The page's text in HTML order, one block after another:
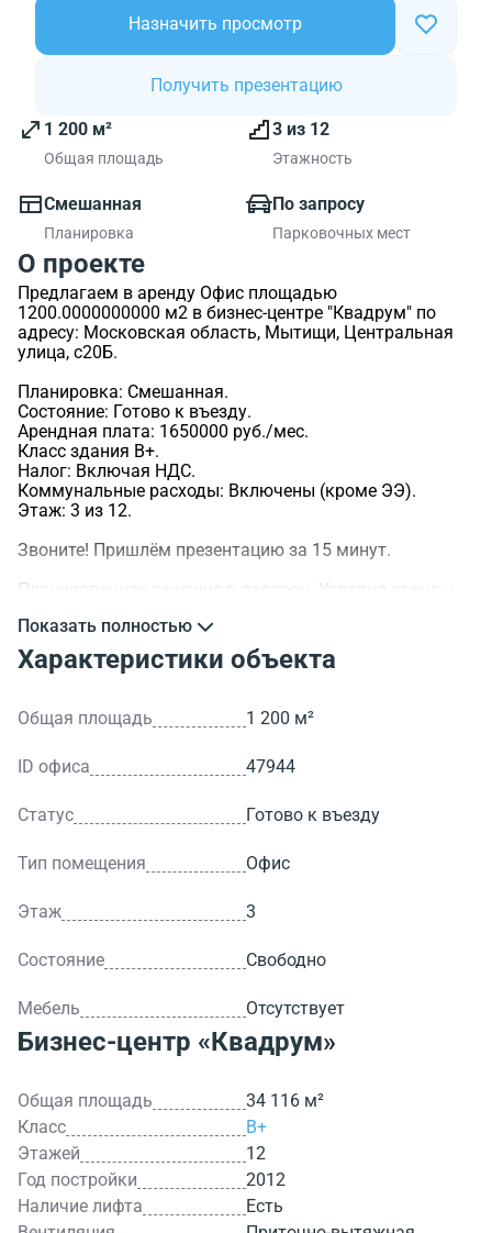
Назначить просмотр
Получить презентацию
1 200 м²
Общая площадь
3 из 12
Этажность
Смешанная
Планировка
По запросу
Парковочных мест
О проекте
Предлагаем в аренду Офис площадью
1200.0000000000 м2 в бизнес-центре "Квадрум" по
адресу: Московская область, Мытищи, Центральная
улица, с20Б.
Планировка: Смешанная.
Состояние: Готово к въезду.
Арендная плата: 1650000 руб./мес.
Класс здания B+.
Налог: Включая НДС.
Коммунальные расходы: Включены (кроме ЭЭ).
Этаж: 3 из 12.
Звоните! Пришлём презентацию за 15 минут.
Планировочное решение в подарок. Условия аренды
>ID объекта - 47944.
Показать полностью
Характеристики объекта
Общая площадь 1 200 м²
ID офиса 47944
Статус Готово к въезду
Тип помещения Офис
Этаж 3
Состояние Свободно
Мебель Отсутствует
Бизнес-центр «Квадрум»
Общая площадь
34 116 м²
Класс
B+
Этажей
12
Год постройки
2012
Наличие лифта
Есть